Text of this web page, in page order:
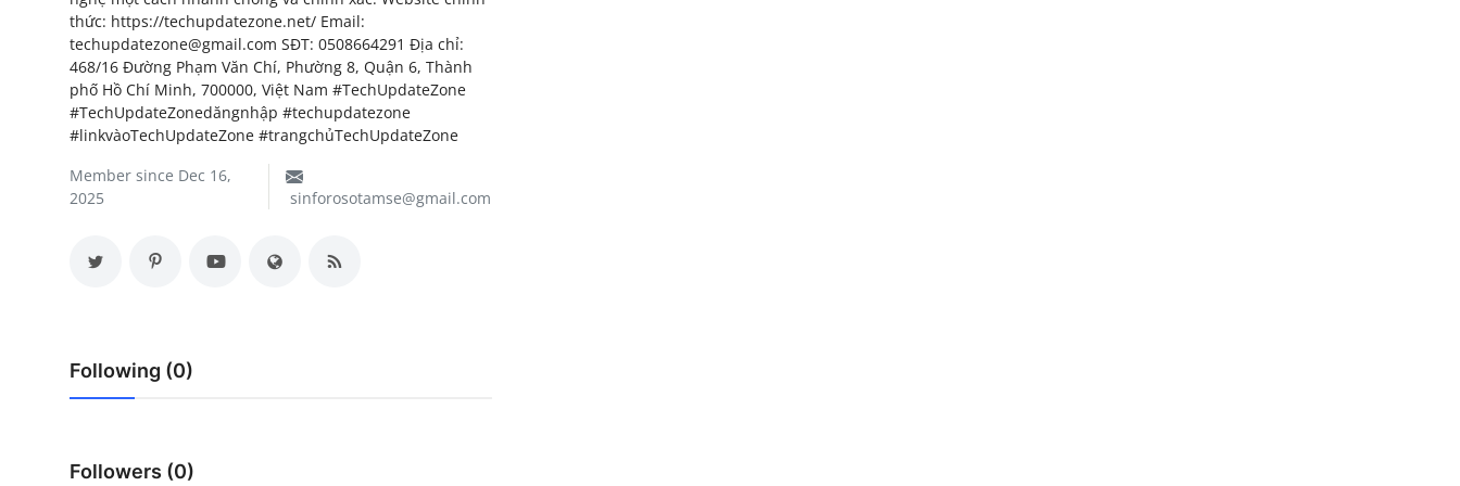
My Company
School Science
Disease Science
thức: https://techupdatezone.net/ Email:
techupdatezone@gmail.com SĐT: 0508664291 Địa chỉ:
468/16 Đường Phạm Văn Chí, Phường 8, Quận 6, Thành
phố Hồ Chí Minh, 700000, Việt Nam #TechUpdateZone
#TechUpdateZonedăngnhập #techupdatezone
#linkvàoTechUpdateZone #trangchủTechUpdateZone
Member since Dec 16,
2025
sinforosotamse@gmail.com
Following (0)
Followers (0)